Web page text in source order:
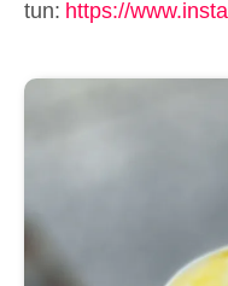
tun: https://